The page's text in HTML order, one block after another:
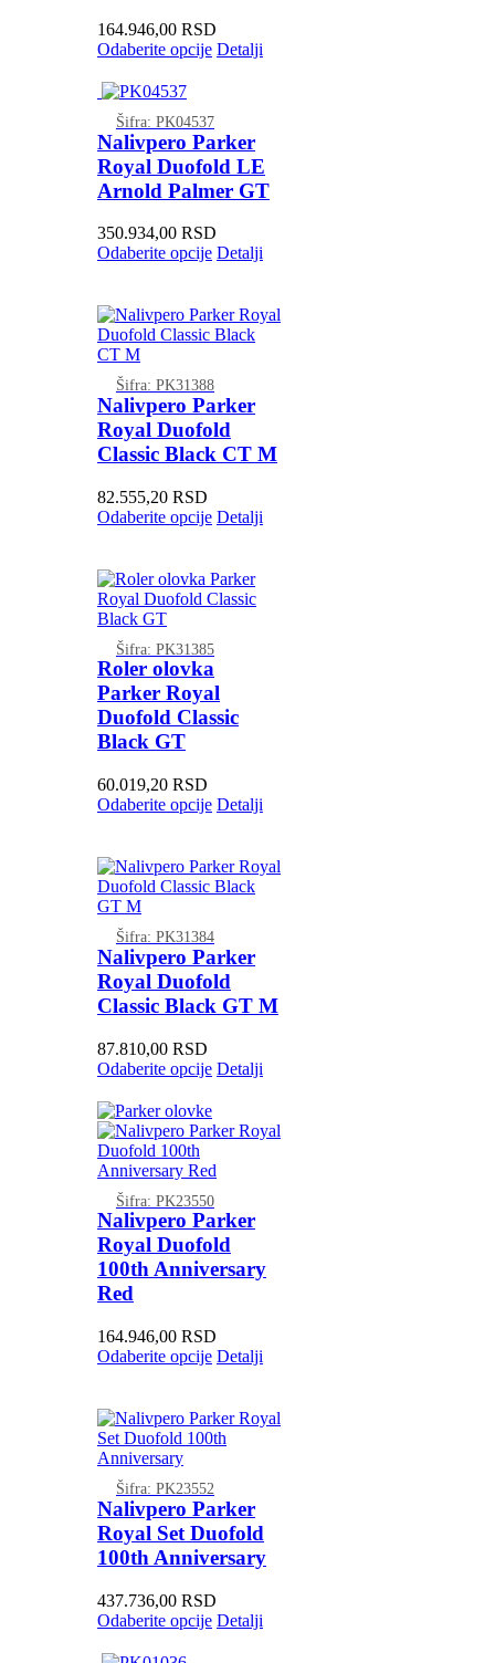
164.946,00 RSD
Odaberite opcije Detalji
Šifra: PK04537
Nalivpero Parker
Royal Duofold LE
Arnold Palmer GT
350.934,00 RSD
Odaberite opcije Detalji
Šifra: PK31388
Nalivpero Parker
Royal Duofold
Classic Black CT M
82.555,20 RSD
Odaberite opcije Detalji
Šifra: PK31385
Roler olovka
Parker Royal
Duofold Classic
Black GT
60.019,20 RSD
Odaberite opcije Detalji
Šifra: PK31384
Nalivpero Parker
Royal Duofold
Classic Black GT M
87.810,00 RSD
Odaberite opcije Detalji
Šifra: PK23550
Nalivpero Parker
Royal Duofold
100th Anniversary
Red
164.946,00 RSD
Odaberite opcije Detalji
Šifra: PK23552
Nalivpero Parker
Royal Set Duofold
100th Anniversary
437.736,00 RSD
Odaberite opcije Detalji